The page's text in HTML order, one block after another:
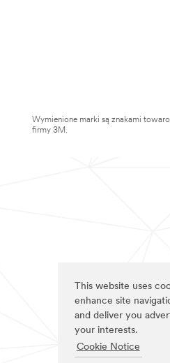
This website uses
enhance site
and deliver you
your interests.
Cookie Notice
Wymienione marki są znakami
firmy 3M.